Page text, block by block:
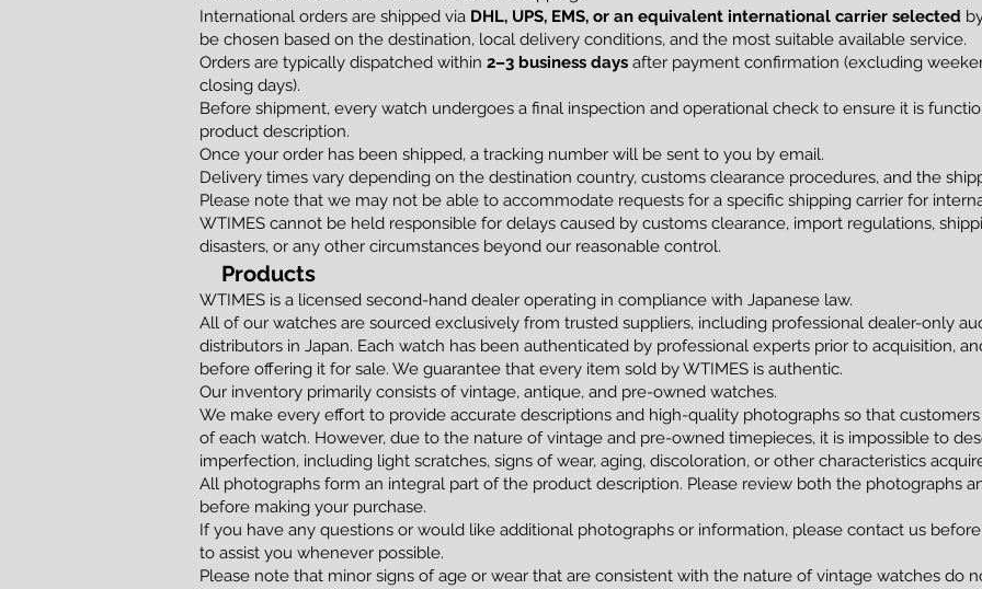
International orders are shipped via DHL, UPS, EMS, or an equivalent international carrier selected
be chosen based on the destination, local delivery conditions, and the most suitable available service.
Orders are typically dispatched within 2–3 business days after payment confirmation (excluding
closing days).
Before shipment, every watch undergoes a final inspection and operational check to ensure it is
product description.
Once your order has been shipped, a tracking number will be sent to you by email.
Delivery times vary depending on the destination country, customs clearance procedures, and the
Please note that we may not be able to accommodate requests for a specific shipping carrier for
WTIMES cannot be held responsible for delays caused by customs clearance, import regulations,
disasters, or any other circumstances beyond our reasonable control.
Products
WTIMES is a licensed second-hand dealer operating in compliance with Japanese law.
All of our watches are sourced exclusively from trusted suppliers, including professional dealer-only
distributors in Japan. Each watch has been authenticated by professional experts prior to acquisition,
before offering it for sale. We guarantee that every item sold by WTIMES is authentic.
Our inventory primarily consists of vintage, antique, and pre-owned watches.
We make every effort to provide accurate descriptions and high-quality photographs so that
of each watch. However, due to the nature of vintage and pre-owned timepieces, it is impossible to
imperfection, including light scratches, signs of wear, aging, discoloration, or other characteristics
All photographs form an integral part of the product description. Please review both the photographs
before making your purchase.
If you have any questions or would like additional photographs or information, please contact us
to assist you whenever possible.
Please note that minor signs of age or wear that are consistent with the nature of vintage watches do